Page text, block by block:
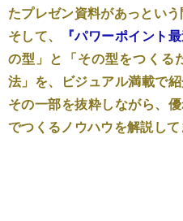
たプレゼン資料があっという
そして、
『パワーポイント
の型」と「その型をつくる
法」を、ビジュアル満載で
その一部を抜粋しながら、
でつくるノウハウを解説して